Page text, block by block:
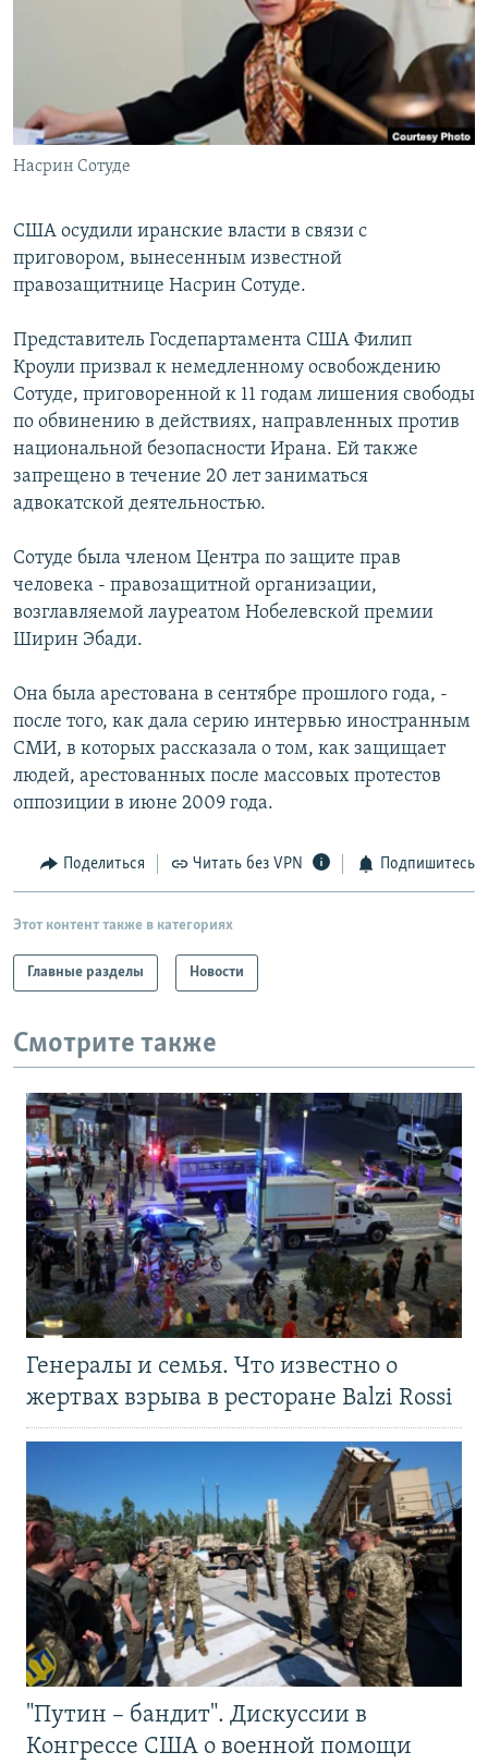
ПОДПИШИТЕСЬ НА РАССЫЛКУ
СОЦИАЛЬНЫЕ СЕТИ
Все сайты РСЕ/РС
Насрин Сотуде
США осудили иранские власти в связи с
приговором, вынесенным известной
правозащитнице Насрин Сотуде.
Представитель Госдепартамента США Филип
Кроули призвал к немедленному освобождению
Сотуде, приговоренной к 11 годам лишения свободы
по обвинению в действиях, направленных против
национальной безопасности Ирана. Ей также
запрещено в течение 20 лет заниматься
адвокатской деятельностью.
Сотуде была членом Центра по защите прав
человека - правозащитной организации,
возглавляемой лауреатом Нобелевской премии
Ширин Эбади.
Она была арестована в сентябре прошлого года, -
после того, как дала серию интервью иностранным
СМИ, в которых рассказала о том, как защищает
людей, арестованных после массовых протестов
оппозиции в июне 2009 года.
Поделиться Читать без VPN Подпишитесь
Этот контент также в категориях
Главные разделы Новости
Смотрите также
Генералы и семья. Что известно о
жертвах взрыва в ресторане Balzi Rossi
"Путин – бандит". Дискуссии в
Конгрессе США о военной помощи